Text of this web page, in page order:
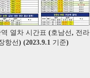
역 열차 시간표 (호남선, 전라
항선) (2023.9.1 기준)